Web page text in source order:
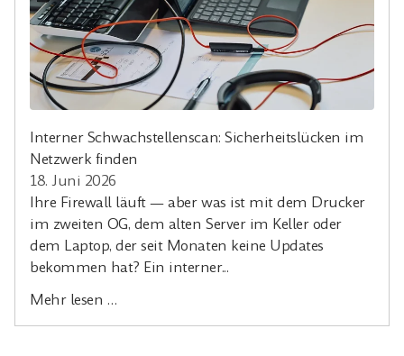
Interner Schwachstellenscan: Sicherheitslücken im
Netzwerk finden
18. Juni 2026
Ihre Firewall läuft — aber was ist mit dem Drucker
im zweiten OG, dem alten Server im Keller oder
dem Laptop, der seit Monaten keine Updates
bekommen hat? Ein interner...
Mehr lesen …